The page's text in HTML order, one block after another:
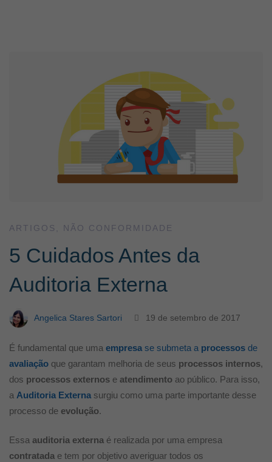
Cuidados
Antes
Externa
ARTIGOS NÃO CONFORMIDADE
5 Cuidados Antes da
Auditoria Externa
Angelica Stares Sartori 19 de setembro de 2017
É fundamental que uma empresa se submeta a processos de
avaliação que garantam melhoria de seus processos internos,
dos processos externos e atendimento ao público. Para isso,
a Auditoria Externa surgiu como uma parte importante desse
processo de evolução.
Essa auditoria externa é realizada por uma empresa
contratada e tem por objetivo averiguar todos os